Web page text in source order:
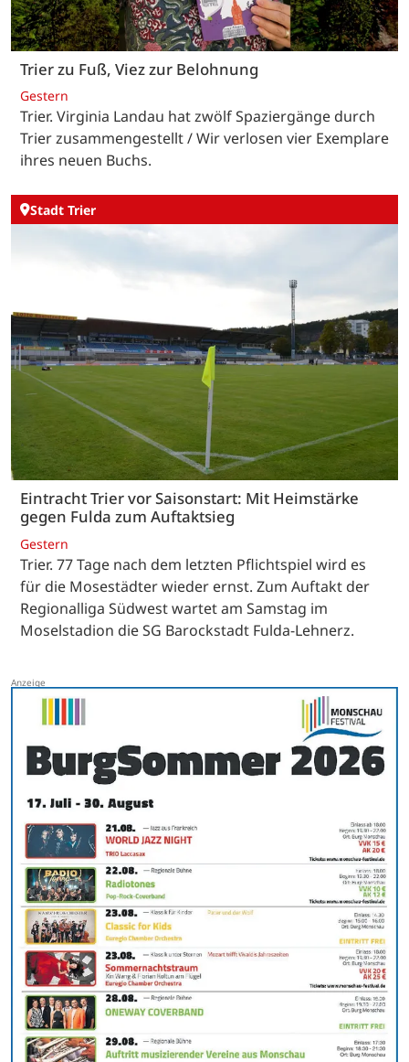
Trier zu Fuß, Viez zur Belohnung
Gestern
Trier. Virginia Landau hat zwölf Spaziergänge durch
Trier zusammengestellt / Wir verlosen vier Exemplare
ihres neuen Buchs.
Stadt Trier
Eintracht Trier vor Saisonstart: Mit Heimstärke
gegen Fulda zum Auftaktsieg
Gestern
Trier. 77 Tage nach dem letzten Pflichtspiel wird es
für die Mosestädter wieder ernst. Zum Auftakt der
Regionalliga Südwest wartet am Samstag im
Moselstadion die SG Barockstadt Fulda-Lehnerz.